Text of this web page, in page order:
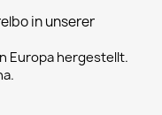
in unserer
Europa hergestellt.